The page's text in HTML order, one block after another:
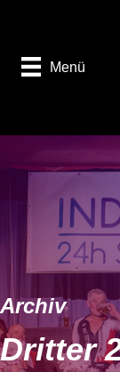
Menü
Archiv
Dritter